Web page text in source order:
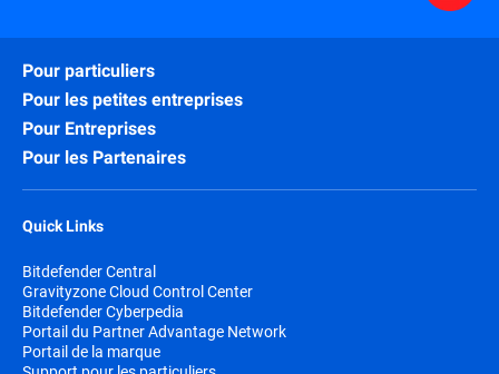
Pour particuliers
Pour les petites entreprises
Pour Entreprises
Pour les Partenaires
Quick Links
Bitdefender Central
Gravityzone Cloud Control Center
Bitdefender Cyberpedia
Portail du Partner Advantage Network
Portail de la marque